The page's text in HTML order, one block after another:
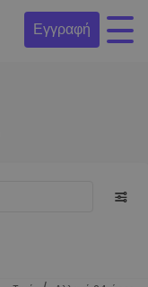
Εγγραφή